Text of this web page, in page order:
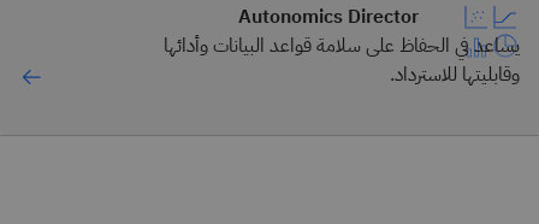
Autonomics Director
يساعد في الحفاظ على سلامة قواعد البيانات وأدائها
وقابليتها للاسترداد.